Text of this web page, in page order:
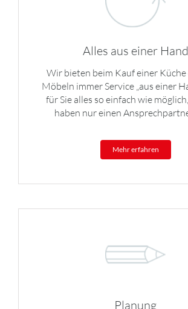
Alles aus einer Hand
Wir bieten beim Kauf einer
Möbeln immer Service „aus einer
für Sie alles so einfach wie
haben nur einen
Mehr erfahren
Planung